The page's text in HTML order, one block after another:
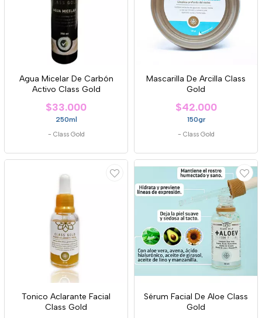
Agua Micelar De Carbón
Activo Class Gold
$33.000
250ml
- Class Gold
Mascarilla De Arcilla Class
Gold
$42.000
150gr
- Class Gold
Tonico Aclarante Facial
Class Gold
Sérum Facial De Aloe Class
Gold